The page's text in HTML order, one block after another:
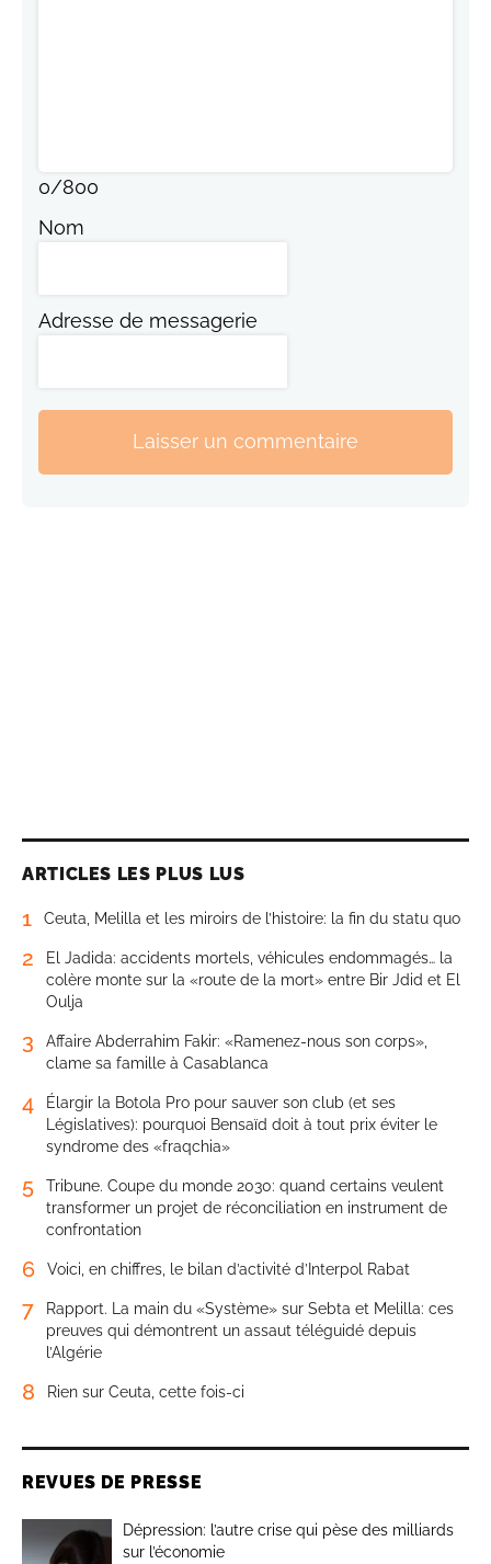
0/800
Nom
Adresse de messagerie
Laisser un commentaire
ARTICLES LES PLUS LUS
1 Ceuta, Melilla et les miroirs de l’histoire: la fin du statu quo
2
El Jadida: accidents mortels, véhicules endommagés… la
colère monte sur la «route de la mort» entre Bir Jdid et El
Oulja
3
Affaire Abderrahim Fakir: «Ramenez-nous son corps»,
clame sa famille à Casablanca
4
Élargir la Botola Pro pour sauver son club (et ses
Législatives): pourquoi Bensaïd doit à tout prix éviter le
syndrome des «fraqchia»
5
Tribune. Coupe du monde 2030: quand certains veulent
transformer un projet de réconciliation en instrument de
confrontation
6 Voici, en chiffres, le bilan d’activité d’Interpol Rabat
7
Rapport. La main du «Système» sur Sebta et Melilla: ces
preuves qui démontrent un assaut téléguidé depuis
l’Algérie
8 Rien sur Ceuta, cette fois-ci
REVUES DE PRESSE
Dépression: l’autre crise qui pèse des milliards
sur l’économie